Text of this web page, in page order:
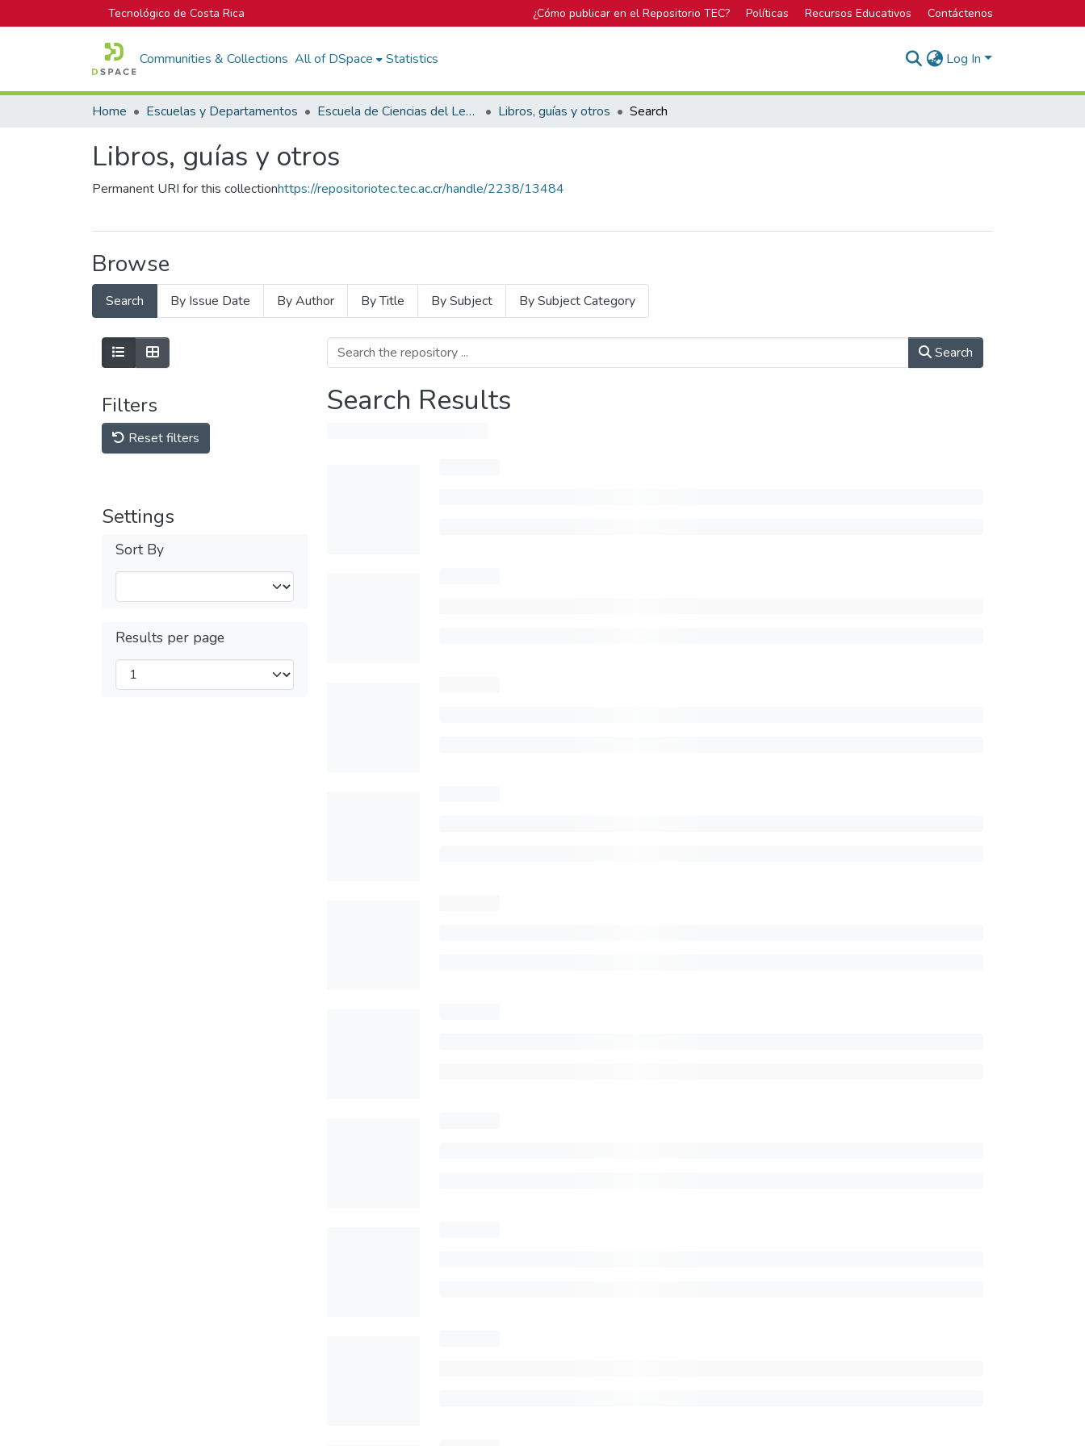
Tecnológico de Costa Rica ¿Cómo publicar en el Repositorio TEC? Políticas Recursos Educativos Contáctenos
Communities & Collections All of DSpace Statistics Log In
Home Escuelas y Departamentos Escuela de Ciencias del Lenguaje Libros, guías y otros Search
Libros, guías y otros
Permanent URI for this collectionhttps://repositoriotec.tec.ac.cr/handle/2238/13484
Browse
Search By Issue Date By Author By Title By Subject By Subject Category
Filters
Reset filters
Settings
Sort By
Results per page
Search
Search Results